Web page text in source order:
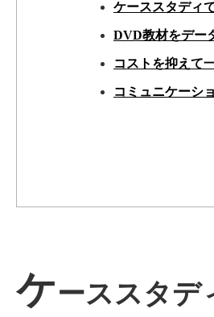
ケーススタディ
DVD教材をデー
コストを抑えて
コミュニケーシ
ケーススタ